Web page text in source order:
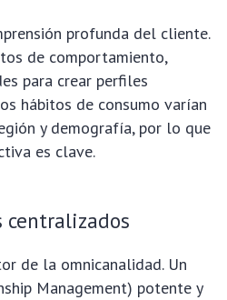
profunda del cliente.
de comportamiento,
para crear perfiles
hábitos de consumo varían
y demografía, por lo que
es clave.
centralizados
de la omnicanalidad. Un
Management) potente y